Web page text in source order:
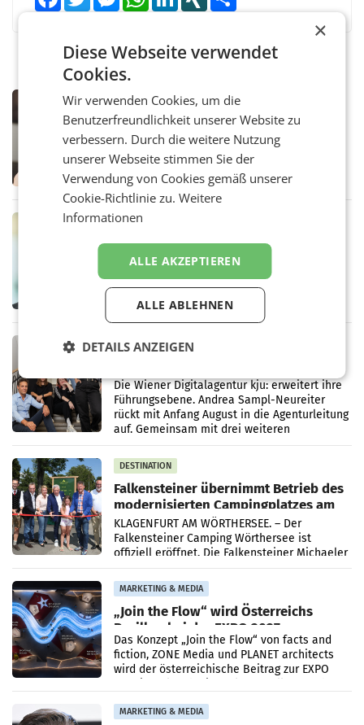
MARKETING & MEDIA
ORF weist Berichte über Abschaltung
von TV- und Radioempfang zurück
– Der ORF weist eine Berichterstattung der
„Kronen Zeitung“ und eine Aussendung der
FPÖ zur geplanten Optimierung seines
terrestrischen Sendernetzes zurück. Die
Darstellung,
MARKETING & MEDIA
Sebastian Knabl wird Partner bei EY
Österreich
WIEN.Sebastian Knabl wird Partner bei EY
Österreich. In seiner neuen Funktion soll er
Banken und Finanzinstitute bei
regulatorischen Anforderungen, im
Risikomanagement und bei
Transformationsprojekten
MARKETING & MEDIA
Die Wiener Digitalagentur kju: erweitert ihre
Führungsebene. Andrea Sampl-Neureiter
rückt mit Anfang August in die Agenturleitung
auf. Gemeinsam mit drei weiteren
Neubesetzungen entsteht
DESTINATION
Falkensteiner übernimmt Betrieb des
modernisierten Campingplatzes am
Wörthersee
KLAGENFURT AM WÖRTHERSEE. – Der
Falkensteiner Camping Wörthersee ist
offiziell eröffnet. Die Falkensteiner Michaeler
Tourism Group (FMTG) und die Stadtwerke
Klagenfurt haben den
MARKETING & MEDIA
„Join the Flow“ wird Österreichs
Pavillon bei der EXPO 2027
Das Konzept „Join the Flow“ von facts and
fiction, ZONE Media und PLANET architects
wird der österreichische Beitrag zur EXPO
MARKETING & MEDIA
×
Diese Webseite verwendet
Cookies.
Wir verwenden Cookies, um die
Benutzerfreundlichkeit unserer Website zu
verbessern. Durch die weitere Nutzung
unserer Webseite stimmen Sie der
Verwendung von Cookies gemäß unserer
Cookie-Richtlinie zu.Weitere
Informationen
ALLE AKZEPTIEREN
ALLE ABLEHNEN
DETAILS ANZEIGEN